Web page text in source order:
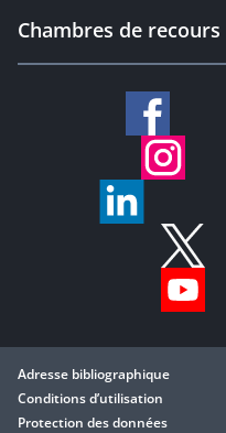
Chambres de recours
Adresse bibliographique
Conditions d’utilisation
Protection des données